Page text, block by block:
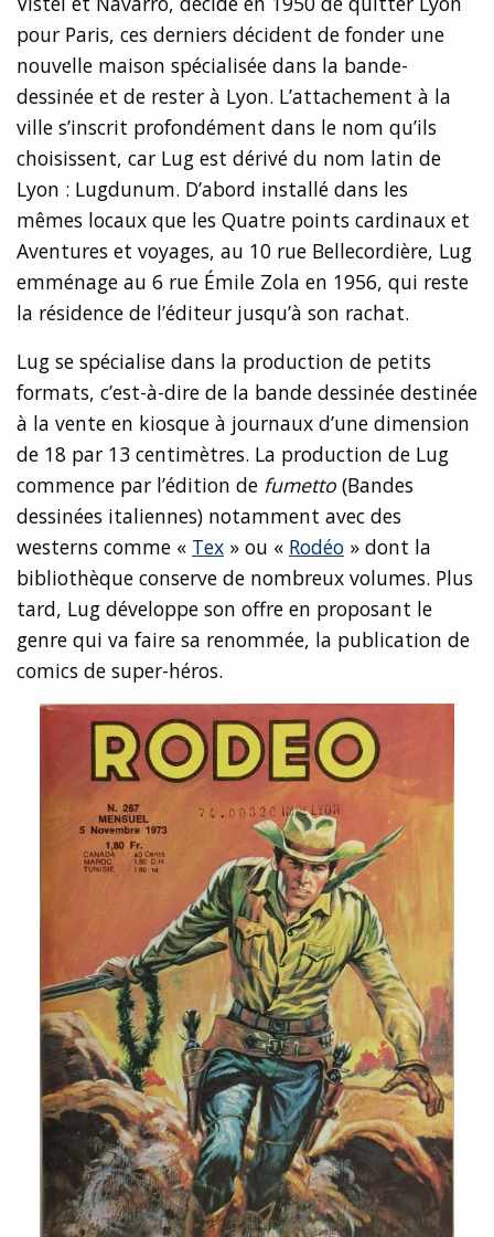
pour Paris, ces derniers décident de fonder une
nouvelle maison spécialisée dans la bande-
dessinée et de rester à Lyon. L’attachement à la
ville s’inscrit profondément dans le nom qu’ils
choisissent, car Lug est dérivé du nom latin de
Lyon : Lugdunum. D’abord installé dans les
mêmes locaux que les Quatre points cardinaux et
Aventures et voyages, au 10 rue Bellecordière, Lug
emménage au 6 rue Émile Zola en 1956, qui reste
la résidence de l’éditeur jusqu’à son rachat.
Lug se spécialise dans la production de petits
formats, c’est-à-dire de la bande dessinée destinée
à la vente en kiosque à journaux d’une dimension
de 18 par 13 centimètres. La production de Lug
commence par l’édition de fumetto (Bandes
dessinées italiennes) notamment avec des
westerns comme « Tex » ou « Rodéo » dont la
bibliothèque conserve de nombreux volumes. Plus
tard, Lug développe son offre en proposant le
genre qui va faire sa renommée, la publication de
comics de super-héros.